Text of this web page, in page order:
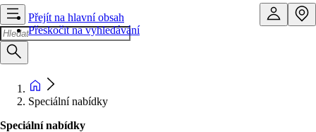
Přejít na hlavní obsah
Přeskočit na vyhledávání
Speciální nabídky
Speciální nabídky